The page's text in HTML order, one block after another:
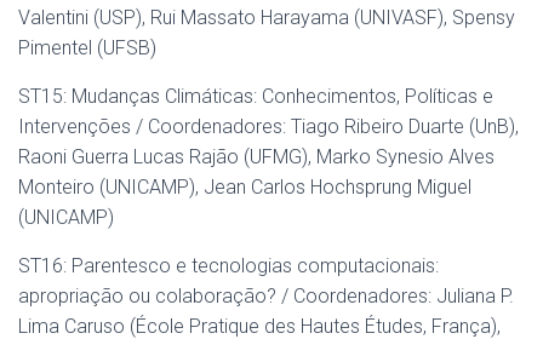
Valentini (USP), Rui Massato Harayama (UNIVASF), Spensy
Pimentel (UFSB)
ST15: Mudanças Climáticas: Conhecimentos, Políticas e
Intervenções / Coordenadores: Tiago Ribeiro Duarte (UnB),
Raoni Guerra Lucas Rajão (UFMG), Marko Synesio Alves
Monteiro (UNICAMP), Jean Carlos Hochsprung Miguel
(UNICAMP)
ST16: Parentesco e tecnologias computacionais:
apropriação ou colaboração? / Coordenadores: Juliana P.
Lima Caruso (École Pratique des Hautes Études, França),